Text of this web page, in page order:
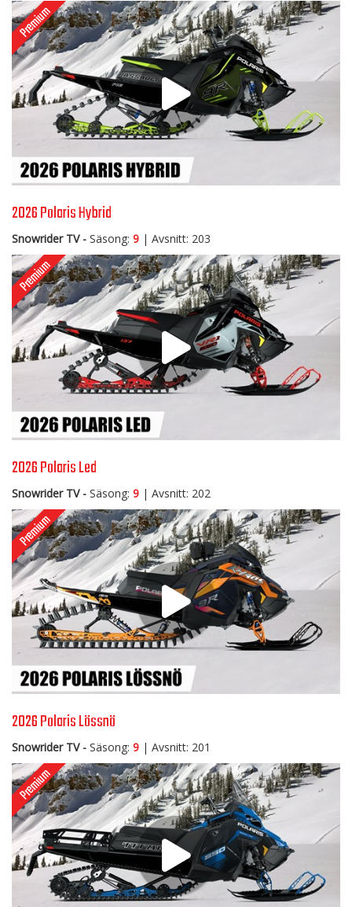
2026 Polaris Hybrid
Snowrider TV - Säsong: 9 | Avsnitt: 203
2026 Polaris Led
Snowrider TV - Säsong: 9 | Avsnitt: 202
2026 Polaris Lössnö
Snowrider TV - Säsong: 9 | Avsnitt: 201